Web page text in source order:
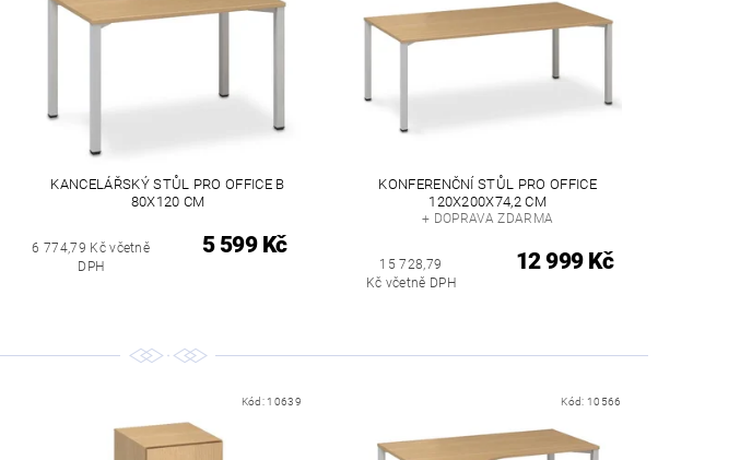
KANCELÁŘSKÝ STŮL PRO OFFICE B
80X120 CM
6 774,79 Kč včetně
DPH
5 599 Kč
KONFERENČNÍ STŮL PRO OFFICE
120X200X74,2 CM
+ DOPRAVA ZDARMA
15 728,79
Kč včetně DPH
12 999 Kč
Kód: 10639 Kód: 10566